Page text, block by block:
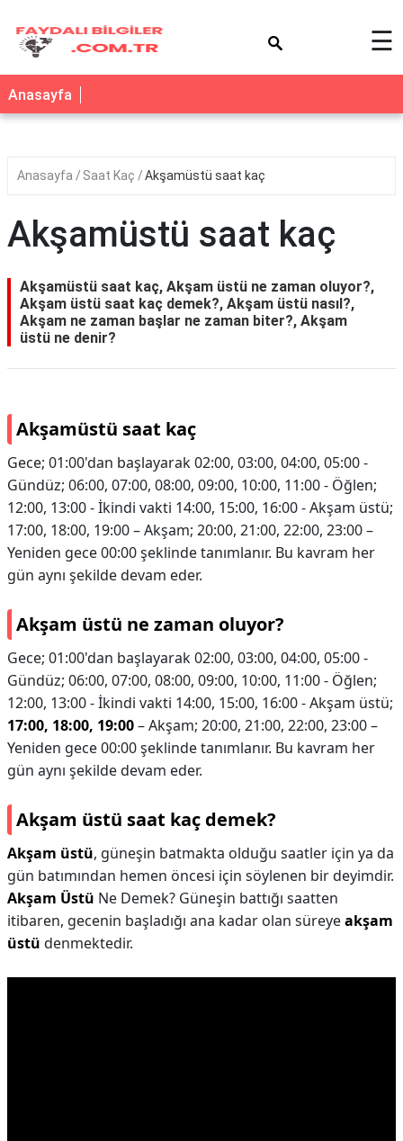
☰
Anasayfa
Anasayfa Saat Kaç Akşamüstü saat kaç
Akşamüstü saat kaç
Akşamüstü saat kaç, Akşam üstü ne zaman oluyor?,
Akşam üstü saat kaç demek?, Akşam üstü nasıl?,
Akşam ne zaman başlar ne zaman biter?, Akşam
üstü ne denir?
Akşamüstü saat kaç
Gece; 01:00'dan başlayarak 02:00, 03:00, 04:00, 05:00 -
Gündüz; 06:00, 07:00, 08:00, 09:00, 10:00, 11:00 - Öğlen;
12:00, 13:00 - İkindi vakti 14:00, 15:00, 16:00 - Akşam üstü;
17:00, 18:00, 19:00 – Akşam; 20:00, 21:00, 22:00, 23:00 –
Yeniden gece 00:00 şeklinde tanımlanır. Bu kavram her
gün aynı şekilde devam eder.
Akşam üstü ne zaman oluyor?
Gece; 01:00'dan başlayarak 02:00, 03:00, 04:00, 05:00 -
Gündüz; 06:00, 07:00, 08:00, 09:00, 10:00, 11:00 - Öğlen;
12:00, 13:00 - İkindi vakti 14:00, 15:00, 16:00 - Akşam üstü;
17:00, 18:00, 19:00– Akşam; 20:00, 21:00, 22:00, 23:00 –
Yeniden gece 00:00 şeklinde tanımlanır. Bu kavram her
gün aynı şekilde devam eder.
Akşam üstü saat kaç demek?
Akşam üstü, güneşin batmakta olduğu saatler için ya da
gün batımından hemen öncesi için söylenen bir deyimdir.
Akşam Üstü Ne Demek? Güneşin battığı saatten
itibaren, gecenin başladığı ana kadar olan süreyeakşam
üstü denmektedir.